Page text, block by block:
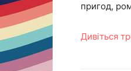
пригод,
Дивіться